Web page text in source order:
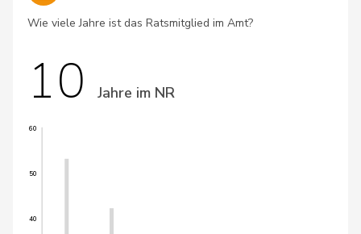
Wie viele Jahre ist das Ratsmitglied im Amt?
10 Jahre im NR
40
50
60